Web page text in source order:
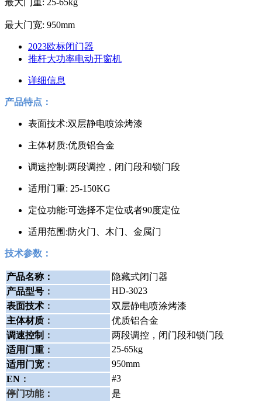
最大门宽: 950mm
2023欧标闭门器
推杆大功率电动开窗机
详细信息
产品特点：
表面技术:双层静电喷涂烤漆
主体材质:优质铝合金
调速控制:两段调控，闭门段和锁门段
适用门重: 25-150KG
定位功能:可选择不定位或者90度定位
适用范围:防火门、木门、金属门
技术参数：
产品名称：
隐藏式闭门器
产品型号 ：
HD-3023
表面技术 ：
双层静电喷涂烤漆
主体材质 ：
优质铝合金
调速控制 ：
两段调控，闭门段和锁门段
适用门重 ：
25-65kg
适用门宽 ：
950mm
EN ：
#3
停门功能：
是